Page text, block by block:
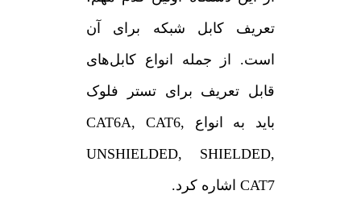
تعریف کابل شبکه برای آن
است. از جمله انواع کابل‌های
قابل تعریف برای تستر فلوک
باید به انواع CAT6A, CAT6,
UNSHIELDED, SHIELDED,
CAT7 اشاره کرد.